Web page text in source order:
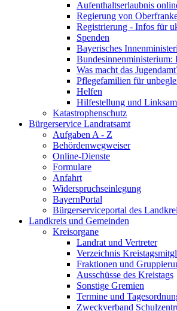
Aufenthaltserlaubnis
Regierung von
Registrierung - Infos für
Spenden
Bayerisches
Bundesinnenministerium:
Was macht das
Pflegefamilien für
Helfen
Hilfestellung und
Katastrophenschutz
Bürgerservice Landratsamt
Aufgaben A - Z
Behördenwegweiser
Online-Dienste
Formulare
Anfahrt
Widerspruchseinlegung
BayernPortal
Bürgerserviceportal des
Landkreis und Gemeinden
Kreisorgane
Landrat und Vertreter
Verzeichnis
Fraktionen und
Ausschüsse des Kreistags
Sonstige Gremien
Termine und
Zweckverband